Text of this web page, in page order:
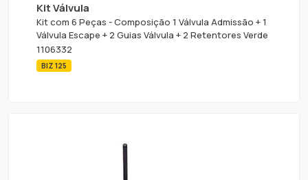
Kit Válvula
Kit com 6 Peças - Composição 1 Válvula Admissão + 1
Válvula Escape + 2 Guias Válvula + 2 Retentores Verde
1106332
BIZ 125